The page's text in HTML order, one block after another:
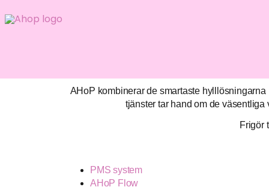
till
AHoP kombinerar de smartaste
tjänster tar hand om de
Frigör
PMS system
AHoP Flow